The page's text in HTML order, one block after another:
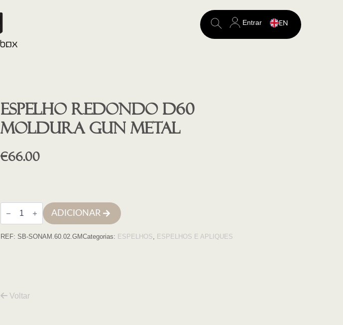
Search
Entrar EN
Espelho redondo D60
moldura gun metal
€66.00
Quantidade
de
Espelho
D60
ADICIONAR
REF: SB-SONAM.60.02.GMCategorias: ESPELHOS, ESPELHOS E APLIQUES
Voltar